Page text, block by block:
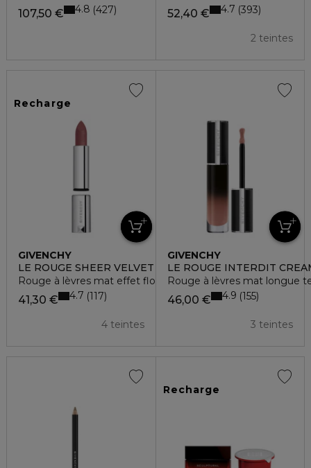
107,50 € 4.8 427 52,40 €
2 teintes
4.7 393
Recharge
GIVENCHY
LE ROUGE SHEER VELVET
Rouge à lèvres mat effet floutant - recharge
41,30 €
4 teintes
4.7 117
GIVENCHY
LE ROUGE INTERDIT
Rouge à lèvres mat longue
46,00 €
3 teintes
4.9 155
Recharge